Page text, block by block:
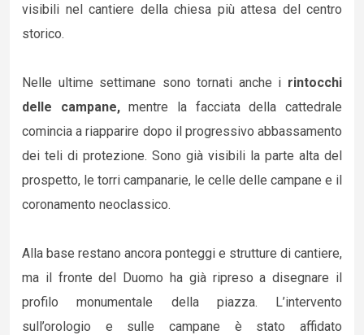
visibili nel cantiere della chiesa più attesa del centro
storico.
Nelle ultime settimane sono tornati anche i rintocchi
delle campane,mentre la facciata della cattedrale
comincia a riapparire dopo il progressivo abbassamento
dei teli di protezione. Sono già visibili la parte alta del
prospetto, le torri campanarie, le celle delle campane e il
coronamento neoclassico.
Alla base restano ancora ponteggi e strutture di cantiere,
ma il fronte del Duomo ha già ripreso a disegnare il
profilo monumentale della piazza. L’intervento
sull’orologio e sulle campane è stato affidato